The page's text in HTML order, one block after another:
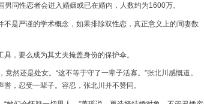
同性恋者会进入婚姻或已在婚内，人数约为1600万。
不是严谨的学术概念，如果排除双性恋，真正意义上的同妻数
，要么成为其丈夫掩盖身份的保护伞。
然还是处女。“这不等于守了一辈子活寡。”张北川感慨道。
，忍受一辈子。容忍，张北川并不赞同。